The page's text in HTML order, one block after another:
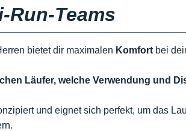
Run-Teams
bietet dir maximalen Komfort bei
Läufer, welche Verwendung und
und eignet sich perfekt, um das